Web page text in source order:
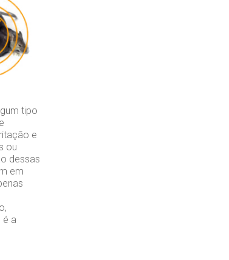
tipo
e
ou
dessas
em
é a